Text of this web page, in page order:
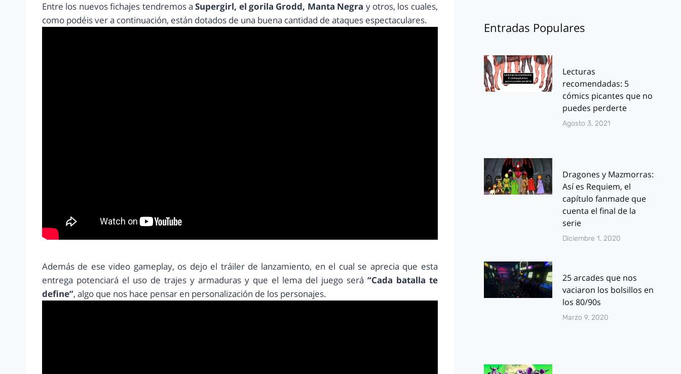
Entre los nuevos fichajes tendremos aSupergirl, el gorila Grodd, Manta Negra y otros, los cuales,
como podéis ver a continuación, están dotados de una buena cantidad de ataques espectaculares.
Además de ese video gameplay, os dejo el tráiler de lanzamiento, en el cual se aprecia que esta
entrega potenciará el uso de trajes y armaduras y que el lema del juego será “Cada batalla te
define”, algo que nos hace pensar en personalización de los personajes.
Entradas Populares
Lecturas
recomendadas: 5
cómics picantes que no
puedes perderte
Agosto 3, 2021
Dragones y Mazmorras:
Así es Requiem, el
capítulo fanmade que
cuenta el final de la
serie
Diciembre 1, 2020
25 arcades que nos
vaciaron los bolsillos en
los 80/90s
Marzo 9, 2020